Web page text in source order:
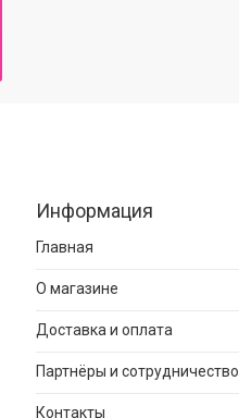
Информация
Главная
О магазине
Доставка и оплата
Партнёры и сотрудничество
Контакты